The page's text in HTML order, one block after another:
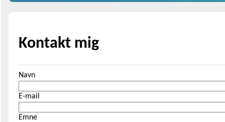
Kontakt mig
Navn
E-mail
Emne